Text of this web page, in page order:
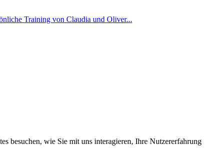
Training von Claudia und Oliver...
besuchen, wie Sie mit uns interagieren, Ihre Nutzererfahrung